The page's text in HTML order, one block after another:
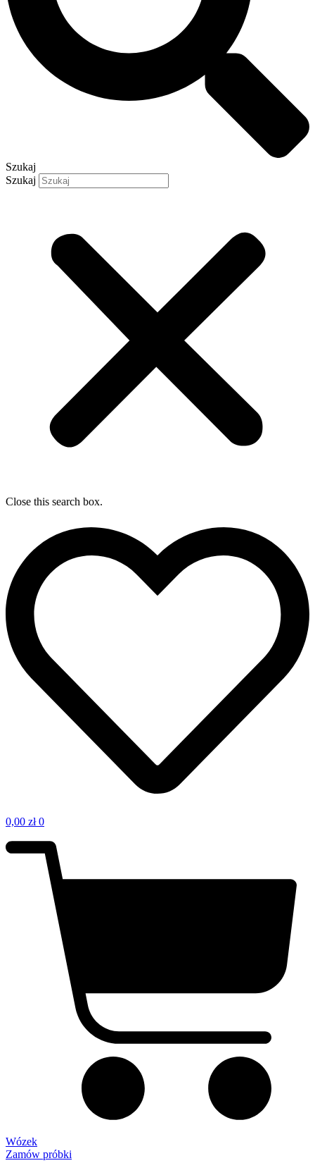
Szukaj
Szukaj
Close this search box.
0,00 zł 0
Wózek
Zamów próbki